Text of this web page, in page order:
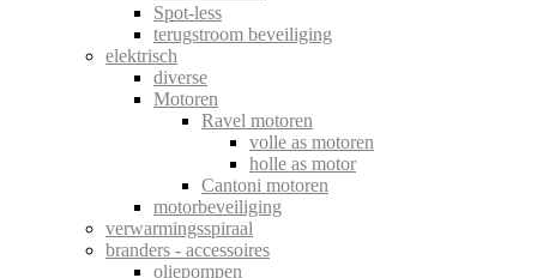
Spot-less
terugstroom beveiliging
elektrisch
diverse
Motoren
Ravel motoren
volle as motoren
holle as motor
Cantoni motoren
motorbeveiliging
verwarmingsspiraal
branders - accessoires
oliepompen